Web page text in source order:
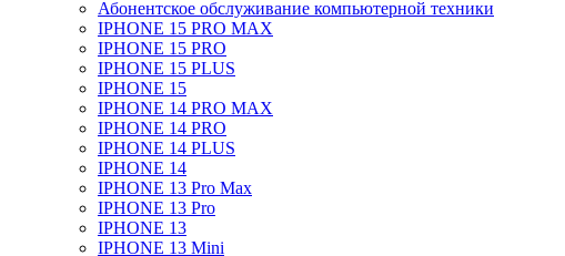
Абонентское обслуживание компьютерной техники
IPHONE 15 PRO MAX
IPHONE 15 PRO
IPHONE 15 PLUS
IPHONE 15
IPHONE 14 PRO MAX
IPHONE 14 PRO
IPHONE 14 PLUS
IPHONE 14
IPHONE 13 Pro Max
IPHONE 13 Pro
IPHONE 13
IPHONE 13 Mini